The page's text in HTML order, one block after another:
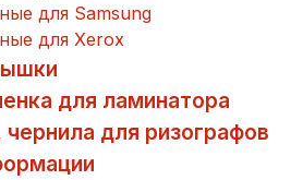
для Samsung
для Xerox
для ламинатора
для ризографов